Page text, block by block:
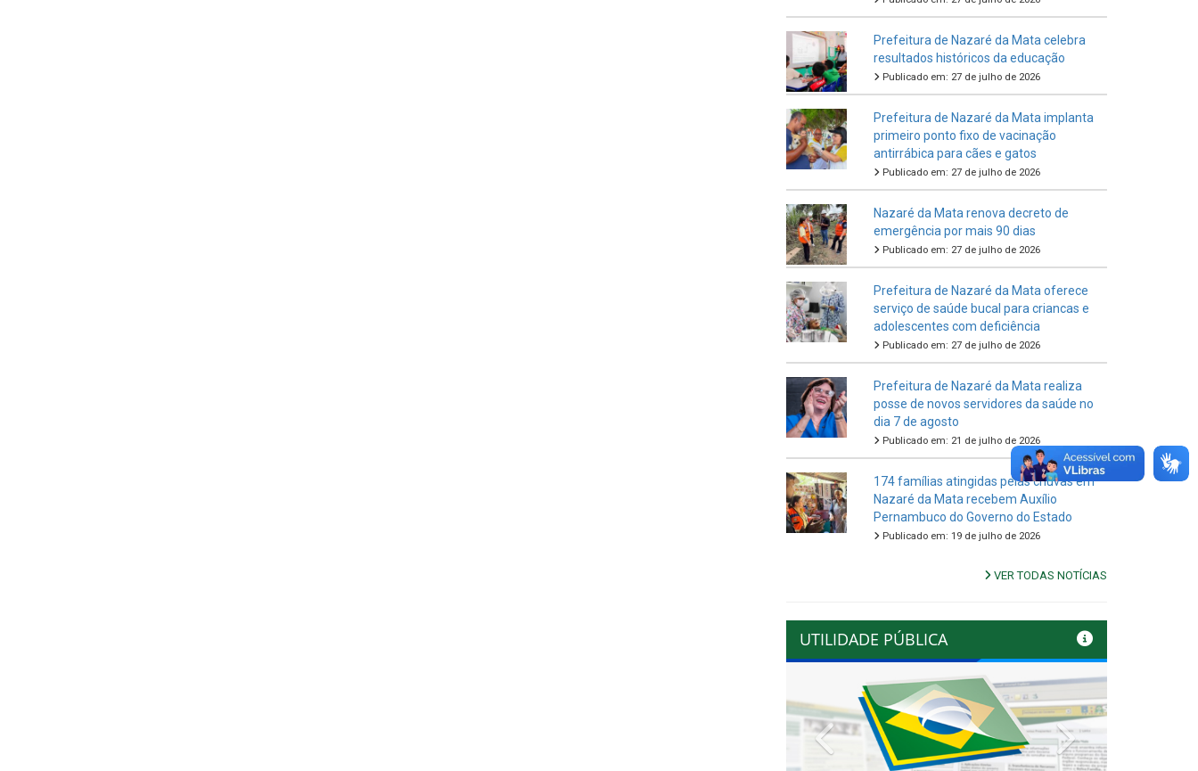
Prefeitura de Nazaré da Mata celebra
resultados históricos da educação
Publicado em: 27 de julho de 2026
Prefeitura de Nazaré da Mata implanta
primeiro ponto fixo de vacinação
antirrábica para cães e gatos
Publicado em: 27 de julho de 2026
Nazaré da Mata renova decreto de
emergência por mais 90 dias
Publicado em: 27 de julho de 2026
Prefeitura de Nazaré da Mata oferece
serviço de saúde bucal para criancas e
adolescentes com deficiência
Publicado em: 27 de julho de 2026
Prefeitura de Nazaré da Mata realiza
posse de novos servidores da saúde no
dia 7 de agosto
Publicado em: 21 de julho de 2026
174 famílias atingidas pelas chuvas em
Nazaré da Mata recebem Auxílio
Pernambuco do Governo do Estado
Publicado em: 19 de julho de 2026
VER TODAS NOTÍCIAS
UTILIDADE PÚBLICA
Previous Next